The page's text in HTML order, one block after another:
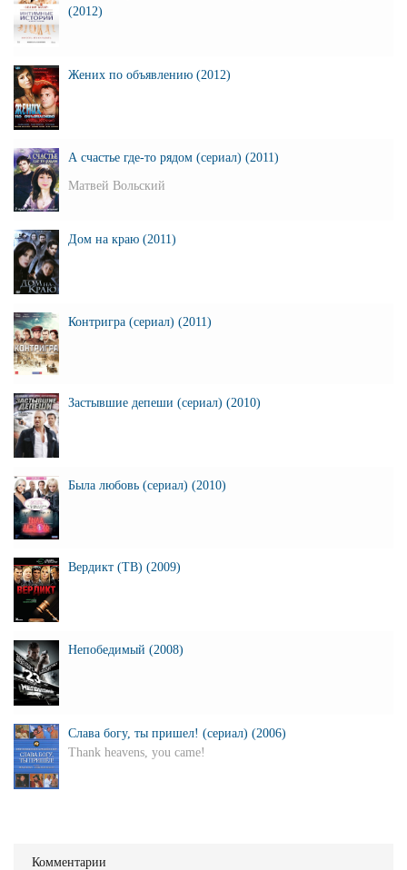
(2012)
Жених по объявлению (2012)
А счастье где-то рядом (сериал) (2011)
Матвей Вольский
Дом на краю (2011)
Контригра (сериал) (2011)
Застывшие депеши (сериал) (2010)
Была любовь (сериал) (2010)
Вердикт (ТВ) (2009)
Непобедимый (2008)
Слава богу, ты пришел! (сериал) (2006)
Thank heavens, you came!
Комментарии